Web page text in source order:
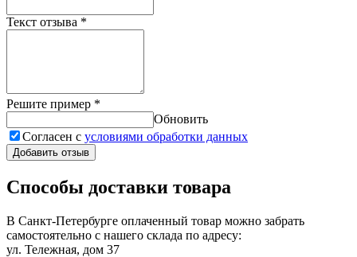
Текст отзыва *
Решите пример *
Обновить
Согласен с условиями обработки данных
Добавить отзыв
Способы доставки товара
В Санкт-Петербурге оплаченный товар можно забрать
самостоятельно с нашего склада по адресу:
ул. Тележная, дом 37